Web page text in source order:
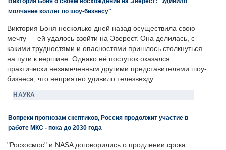
молчание коллег по шоу-бизнесу"
Виктория Боня несколько дней назад осуществила свою
мечту — ей удалось взойти на Эверест. Она делилась, с
какими трудностями и опасностями пришлось столкнуться
на пути к вершине. Однако её поступок оказался
практически незамеченным другими представителями шоу-
бизнеса, что неприятно удивило телезвезду.
НАУКА
Вопреки прогнозам скептиков, Россия продолжит участие в
работе МКС - пока до 2030 года
"Роскосмос" и NASA договорились о продлении срока